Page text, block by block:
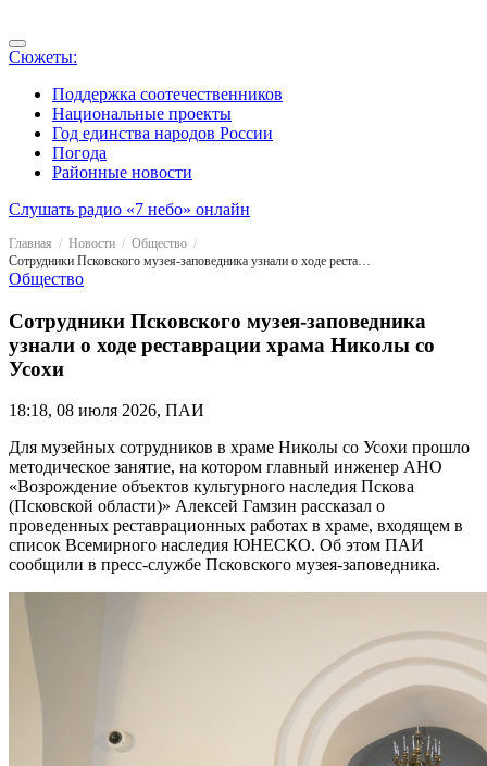
Сюжеты:
Поддержка соотечественников
Национальные проекты
Год единства народов России
Погода
Районные новости
Слушать радио «7 небо» онлайн
Главная Новости
Общество
Сотрудники Псковского музея-заповедника узнали о ходе реставрации храма Николы со Усохи
Общество
Сотрудники Псковского музея-заповедника
узнали о ходе реставрации храма Николы со
Усохи
18:18, 08 июля 2026, ПАИ
Для музейных сотрудников в храме Николы со Усохи прошло
методическое занятие, на котором главный инженер АНО
«Возрождение объектов культурного наследия Пскова
(Псковской области)» Алексей Гамзин рассказал о
проведенных реставрационных работах в храме, входящем в
список Всемирного наследия ЮНЕСКО. Об этом ПАИ
сообщили в пресс-службе Псковского музея-заповедника.